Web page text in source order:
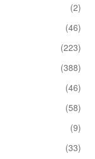
(2)
(46)
(223)
(388)
(46)
(58)
(9)
(33)